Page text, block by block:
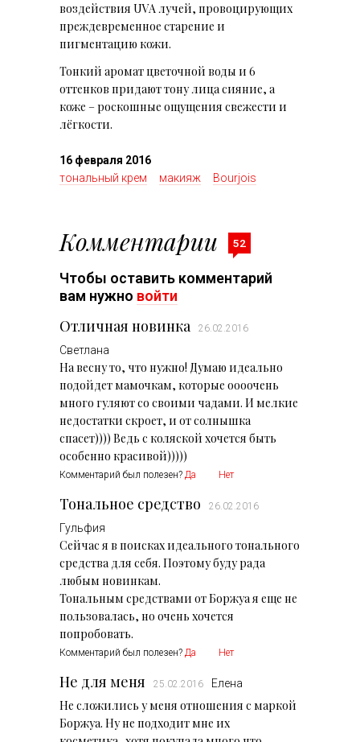
воздействия UVA лучей, провоцирующих
преждевременное старение и
пигментацию кожи.
Тонкий аромат цветочной воды и 6
оттенков придают тону лица сияние, а
коже – роскошные ощущения свежести и
лёгкости.
16 февраля 2016
тональный крем
макияж Bourjois
Комментарии 52
Чтобы оставить комментарий
вам нужно войти
Отличная новинка 26.02.2016
Светлана
На весну то, что нужно! Думаю идеально
подойдет мамочкам, которые оооочень
много гуляют со своими чадами. И мелкие
недостатки скроет, и от солнышка
спасет)))) Ведь с коляской хочется быть
особенно красивой)))))
Комментарий был полезен? Да Нет
Тональное средство 26.02.2016
Гульфия
Сейчас я в поисках идеального тонального
средства для себя. Поэтому буду рада
любым новинкам.
Тональным средствами от Боржуа я еще не
пользовалась, но очень хочется
попробовать.
Комментарий был полезен? Да Нет
Не для меня 25.02.2016 Елена
Не сложились у меня отношения с маркой
Боржуа. Ну не подходит мне их